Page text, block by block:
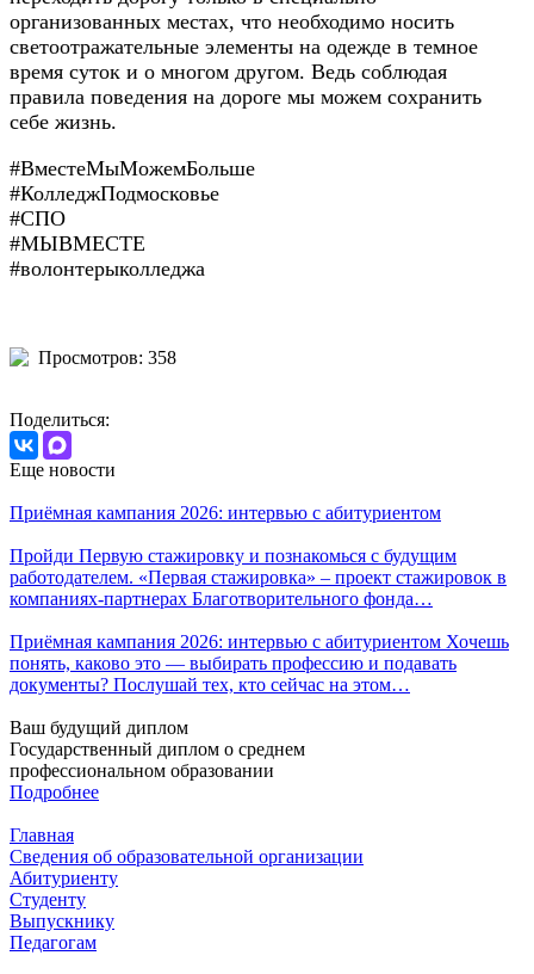
организованных местах, что необходимо носить
светоотражательные элементы на одежде в темное
время суток и о многом другом. Ведь соблюдая
правила поведения на дороге мы можем сохранить
себе жизнь.
#ВместеМыМожемБольше
#КолледжПодмосковье
#СПО
#МЫВМЕСТЕ
#волонтерыколледжа
Просмотров: 358
Поделиться:
Еще новости
Приёмная кампания 2026: интервью с абитуриентом
Пройди Первую стажировку и познакомься с будущим
работодателем. «Первая стажировка» – проект стажировок в
компаниях-партнерах Благотворительного фонда…
Приёмная кампания 2026: интервью с абитуриентом Хочешь
понять, каково это — выбирать профессию и подавать
документы? Послушай тех, кто сейчас на этом…
Ваш будущий диплом
Государственный диплом о среднем
профессиональном образовании
Подробнее
Главная
Сведения об образовательной организации
Абитуриенту
Студенту
Выпускнику
Педагогам